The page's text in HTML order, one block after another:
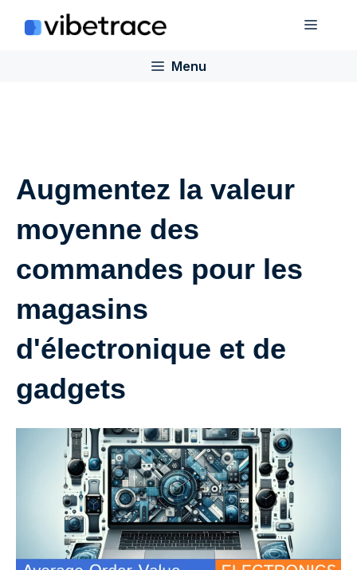
Menu
Menu
Augmentez la valeur
moyenne des
commandes pour les
magasins
d'électronique et de
gadgets